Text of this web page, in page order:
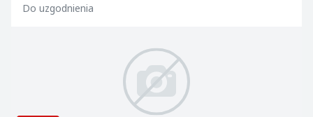
Do uzgodnienia